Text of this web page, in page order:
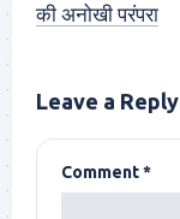
की अनोखी परंपरा
Leave a Reply
Comment*